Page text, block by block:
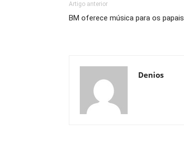
Artigo anterior
BM oferece música para os papais
Denios